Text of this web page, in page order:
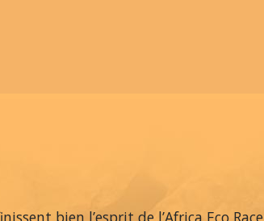
bien l’esprit de l’Africa Eco Race